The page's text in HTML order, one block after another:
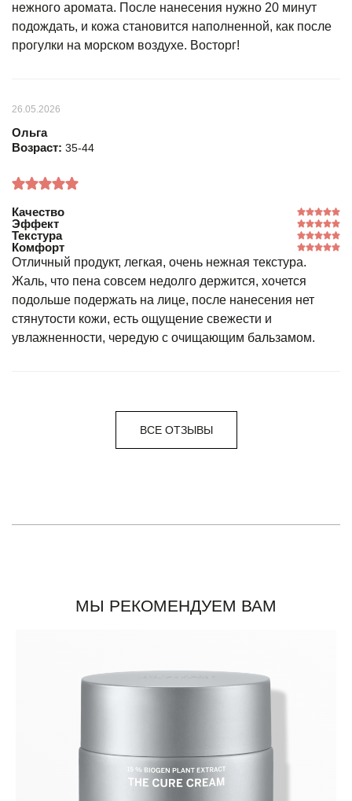
нежного аромата. После нанесения нужно 20 минут
подождать, и кожа становится наполненной, как после
прогулки на морском воздухе. Восторг!
26.05.2026
Ольга
Возраст: 35-44
Качество
Эффект
Текстура
Комфорт
Отличный продукт, легкая, очень нежная текстура.
Жаль, что пена совсем недолго держится, хочется
подольше подержать на лице, после нанесения нет
стянутости кожи, есть ощущение свежести и
увлажненности, чередую с очищающим бальзамом.
ВСЕ ОТЗЫВЫ
МЫ РЕКОМЕНДУЕМ ВАМ